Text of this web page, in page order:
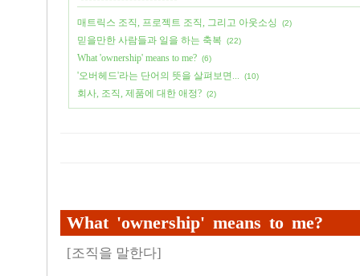
매트릭스 조직, 프로젝트 조직, 그리고 아웃소싱 (2)
믿을만한 사람들과 일을 하는 축복 (22)
What 'ownership' means to me? (6)
'오버헤드'라는 단어의 뜻을 살펴보면... (10)
회사, 조직, 제품에 대한 애정? (2)
What 'ownership' means to me?
[조직을 말한다]